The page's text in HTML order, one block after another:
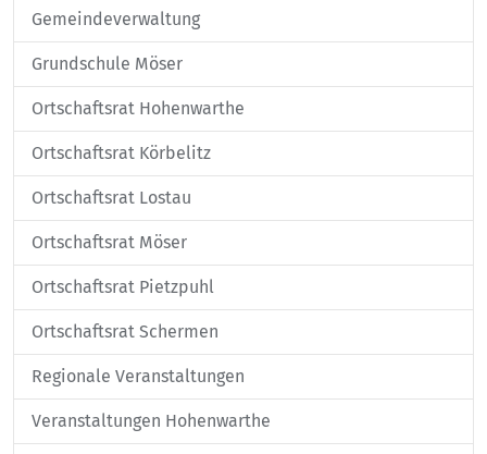
Gemeindeverwaltung
Grundschule Möser
Ortschaftsrat Hohenwarthe
Ortschaftsrat Körbelitz
Ortschaftsrat Lostau
Ortschaftsrat Möser
Ortschaftsrat Pietzpuhl
Ortschaftsrat Schermen
Regionale Veranstaltungen
Veranstaltungen Hohenwarthe